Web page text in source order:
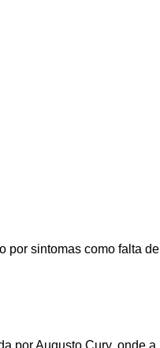
por sintomas como falta de
por Augusto Cury, onde a